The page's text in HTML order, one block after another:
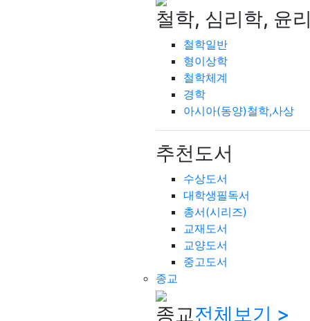
철학, 심리학, 윤
철학일반
형이상학
철학체계
경학
아시아(동양)철학,사상
추천도서
수상도서
대학생필독서
총서(시리즈)
교재도서
교양도서
중고도서
종교
종교전체보기 >